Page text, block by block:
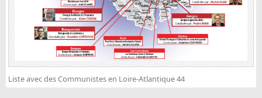
Liste avec des Communistes en Loire-Atlantique 44